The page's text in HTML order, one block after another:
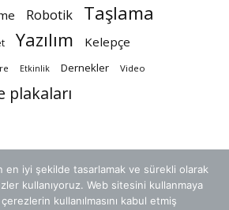
Robotik Taşlama
Yazılım Kelepçe
Etkinlik Dernekler Video
plakaları
en iyi şekilde tasarlamak ve sürekli olarak
kullanıyoruz. Web sitesini kullanmaya
kullanılmasını kabul etmiş